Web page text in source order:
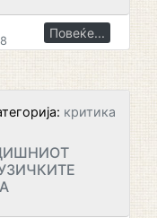
Повеќе...
критика